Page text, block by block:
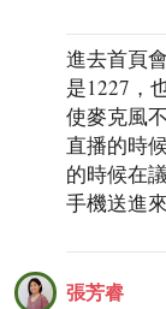
進去首頁
是1227，
使麥克風
直播的時
的時候在
手機送進
張芳睿